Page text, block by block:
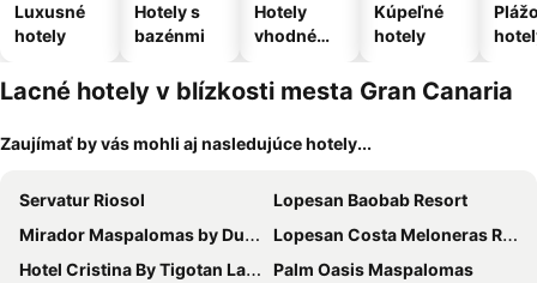
Luxusné
hotely
Hotely s
bazénmi
Hotely
vhodné
domáce
zvieratá
Kúpeľné
hotely
Lacné hotely v blízkosti mesta Gran Canaria
Zaujímať by vás mohli aj nasledujúce hotely...
Servatur Riosol
Lopesan Baobab Resort
Mirador Maspalomas by Dunas
Lopesan Costa Meloneras Resort & SPA
Hotel Cristina By Tigotan Las Palmas - Adults Only +16
Palm Oasis Maspalomas